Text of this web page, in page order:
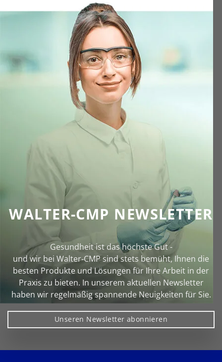
WALTER-CMP NEWSLETTER
Gesundheit ist das höchste Gut -
und wir bei Walter‑CMP sind stets bemüht, Ihnen die
besten Produkte und Lösungen für Ihre Arbeit in der
Praxis zu bieten. In unserem aktuellen Newsletter
haben wir regelmäßig spannende Neuigkeiten für Sie.
Unseren Newsletter abonnieren